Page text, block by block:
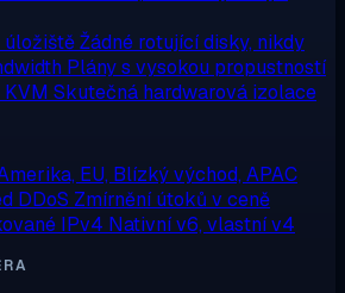
úložištěŽádné rotující disky, nikdy
Plány s vysokou propustností
Skutečná hardwarová izolace
EU, Blízký východ, APAC
DDoS Zmírnění útoků v ceně
IPv4 Nativní v6, vlastní v4